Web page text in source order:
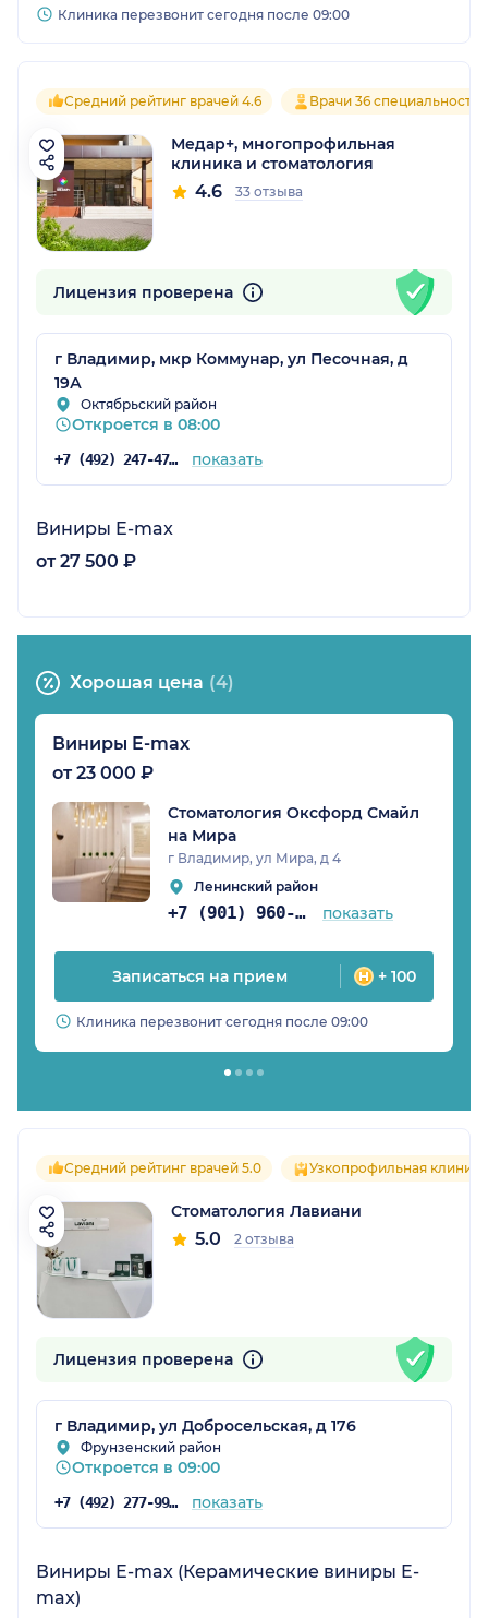
Клиника перезвонит сегодня после 09:00
Средний рейтинг врачей 4.6 Врачи 36 специальностей
Медар+, многопрофильная
клиника и стоматология
4.6 33 отзыва
Лицензия проверена
г Владимир, мкр Коммунар, ул Песочная, д
19А
Октябрьский район
Откроется в 08:00
+7 (492) 247-47-11 показать
Виниры E-max
от 27 500 ₽
Хорошая цена (4)
Виниры E-max
от 23 000 ₽
Стоматология Оксфорд Смайл
на Мира
г Владимир, ул Мира, д 4
Ленинский район
+7 (901) 960-83-57 показать
Записаться на прием + 100
Клиника перезвонит сегодня после 09:00
Средний рейтинг врачей 5.0 Узкопрофильная клиника
Стоматология Лавиани
5.0 2 отзыва
Лицензия проверена
г Владимир, ул Добросельская, д 176
Фрунзенский район
Откроется в 09:00
+7 (492) 277-99-33 показать
Виниры E-max (Керамические виниры E-
max)